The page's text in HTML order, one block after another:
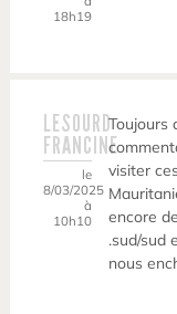
18h19
LESOURD
FRANCINE
le
8/03/2025
à
10h10
Toujours
visiter
encore
.sud/sud
nous